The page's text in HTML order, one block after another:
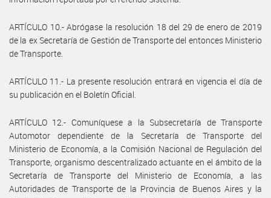
ARTÍCULO 10.- Abrógase la resolución 18 del 29 de enero de 2019
de la ex Secretaría de Gestión de Transporte del entonces Ministerio
de Transporte.
ARTÍCULO 11.- La presente resolución entrará en vigencia el día de
su publicación en el Boletín Oficial.
ARTÍCULO 12.- Comuníquese a la Subsecretaría de Transporte
Automotor dependiente de la Secretaría de Transporte del
Ministerio de Economía, a la Comisión Nacional de Regulación del
Transporte, organismo descentralizado actuante en el ámbito de la
Secretaría de Transporte del Ministerio de Economía, a las
Autoridades de Transporte de la Provincia de Buenos Aires y la